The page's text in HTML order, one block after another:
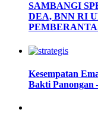
SAMBANGI
DEA, BNN RI
Kesempatan
Bakti Panongan